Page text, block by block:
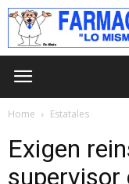
Home Estatales
Exigen
supervisor